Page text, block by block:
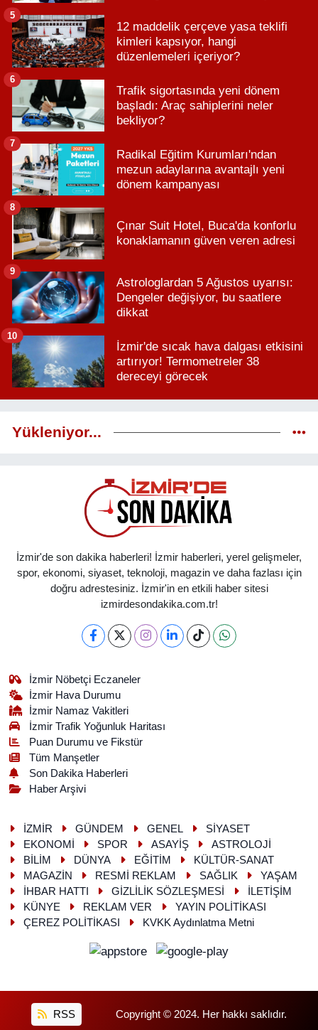
12 maddelik çerçeve yasa teklifi
kimleri kapsıyor, hangi
düzenlemeleri içeriyor?
5
Trafik sigortasında yeni dönem
başladı: Araç sahiplerini neler
bekliyor?
6
Radikal Eğitim Kurumları'ndan
mezun adaylarına avantajlı yeni
dönem kampanyası
7
Çınar Suit Hotel, Buca'da konforlu
konaklamanın güven veren adresi
8
Astrologlardan 5 Ağustos uyarısı:
Dengeler değişiyor, bu saatlere
dikkat
9
İzmir'de sıcak hava dalgası etkisini
artırıyor! Termometreler 38
dereceyi görecek
10
Yükleniyor...
İzmir'de son dakika haberleri! İzmir haberleri, yerel gelişmeler,
spor, ekonomi, siyaset, teknoloji, magazin ve daha fazlası için
doğru adrestesiniz. İzmir'in en etkili haber sitesi
izmirdesondakika.com.tr!
İzmir Nöbetçi Eczaneler
İzmir Hava Durumu
İzmir Namaz Vakitleri
İzmir Trafik Yoğunluk Haritası
Puan Durumu ve Fikstür
Tüm Manşetler
Son Dakika Haberleri
Haber Arşivi
İZMİR GÜNDEM GENEL
SİYASET
EKONOMİ
SPOR ASAYİŞ
ASTROLOJİ
BİLİM
DÜNYA EĞİTİM
KÜLTÜR-SANAT
MAGAZİN
RESMİ REKLAM SAĞLIK
YAŞAM
İHBAR HATTI
GİZLİLİK SÖZLEŞMESİ
İLETİŞİM
KÜNYE
REKLAM VER
YAYIN POLİTİKASI
ÇEREZ POLİTİKASI
KVKK Aydınlatma Metni
RSS Copyright © 2024. Her hakkı saklıdır.